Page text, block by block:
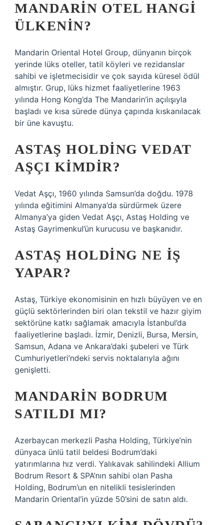
MANDARIN OTEL HANGI
ÜLKENIN?
Mandarin Oriental Hotel Group, dünyanın birçok
yerinde lüks oteller, tatil köyleri ve rezidanslar
sahibi ve işletmecisidir ve çok sayıda küresel ödül
almıştır. Grup, lüks hizmet faaliyetlerine 1963
yılında Hong Kong’da The Mandarin’in açılışıyla
başladı ve kısa sürede dünya çapında kıskanılacak
bir üne kavuştu.
ASTAŞ HOLDING VEDAT
AŞÇI KIMDIR?
Vedat Aşçı, 1960 yılında Samsun’da doğdu. 1978
yılında eğitimini Almanya’da sürdürmek üzere
Almanya’ya giden Vedat Aşçı, Astaş Holding ve
Astaş Gayrimenkul’ün kurucusu ve başkanıdır.
ASTAŞ HOLDING NE IŞ
YAPAR?
Astaş, Türkiye ekonomisinin en hızlı büyüyen ve en
güçlü sektörlerinden biri olan tekstil ve hazır giyim
sektörüne katkı sağlamak amacıyla İstanbul’da
faaliyetlerine başladı. İzmir, Denizli, Bursa, Mersin,
Samsun, Adana ve Ankara’daki şubeleri ve Türk
Cumhuriyetleri’ndeki servis noktalarıyla ağını
genişletti.
MANDARIN BODRUM
SATILDI MI?
Azerbaycan merkezli Pasha Holding, Türkiye’nin
dünyaca ünlü tatil beldesi Bodrum’daki
yatırımlarına hız verdi. Yalıkavak sahilindeki Allium
Bodrum Resort & SPA’nın sahibi olan Pasha
Holding, Bodrum’un en nitelikli tesislerinden
Mandarin Oriental’in yüzde 50’sini de satın aldı.